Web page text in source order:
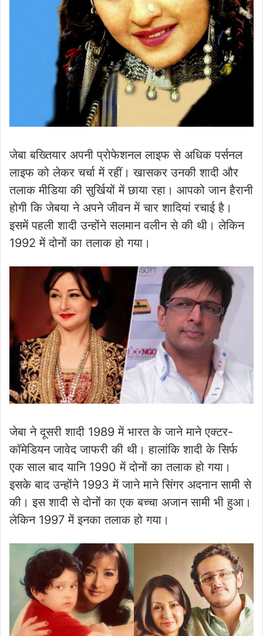
जेबा बख्त‍ियार अपनी प्रोफेशनल लाइफ से अधिक पर्सनल
लाइफ को लेकर चर्चा में रहीं। खासकर उनकी शादी और
तलाक मीडिया की सुर्खियों में छाया रहा। आपको जान हैरानी
होगी कि जेबया ने अपने जीवन में चार शादियां रचाई है।
इसमें पहली शादी उन्होंने सलमान वलीन से की थी। लेकिन
1992 में दोनों का तलाक हो गया।
जेबा ने दूसरी शादी 1989 में भारत के जाने माने एक्टर-
कॉमेड‍ियन जावेद जाफरी की थी। हालांकि शादी के सिर्फ
एक साल बाद यानि 1990 में दोनों का तलाक हो गया।
इसके बाद उन्होंने 1993 में जाने माने सिंगर अदनान सामी से
की। इस शादी से दोनों का एक बच्चा अजान सामी भी हुआ।
लेकिन 1997 में इनका तलाक हो गया।